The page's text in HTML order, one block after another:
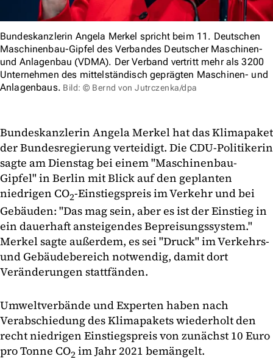
Bundeskanzlerin Angela Merkel spricht beim 11. Deutschen
Maschinenbau-Gipfel des Verbandes Deutscher Maschinen-
und Anlagenbau (VDMA). Der Verband vertritt mehr als 3200
Unternehmen des mittelständisch geprägten Maschinen- und
Anlagenbaus. Bild: © Bernd von Jutrczenka/dpa
Bundeskanzlerin Angela Merkel hat das Klimapaket
der Bundesregierung verteidigt. Die CDU-Politikerin
sagte am Dienstag bei einem "Maschinenbau-
Gipfel" in Berlin mit Blick auf den geplanten
niedrigen CO2-Einstiegspreis im Verkehr und bei
Gebäuden: "Das mag sein, aber es ist der Einstieg in
ein dauerhaft ansteigendes Bepreisungssystem."
Merkel sagte außerdem, es sei "Druck" im Verkehrs-
und Gebäudebereich notwendig, damit dort
Veränderungen stattfänden.
Umweltverbände und Experten haben nach
Verabschiedung des Klimapakets wiederholt den
recht niedrigen Einstiegspreis von zunächst 10 Euro
pro Tonne CO2im Jahr 2021 bemängelt.